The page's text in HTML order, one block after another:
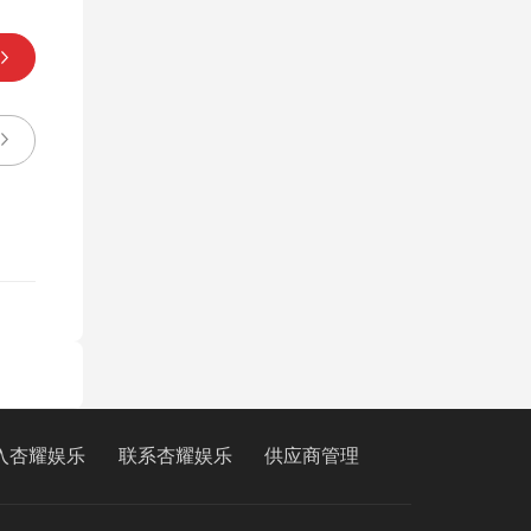
杏耀娱乐 联系杏耀娱乐 供应商管理